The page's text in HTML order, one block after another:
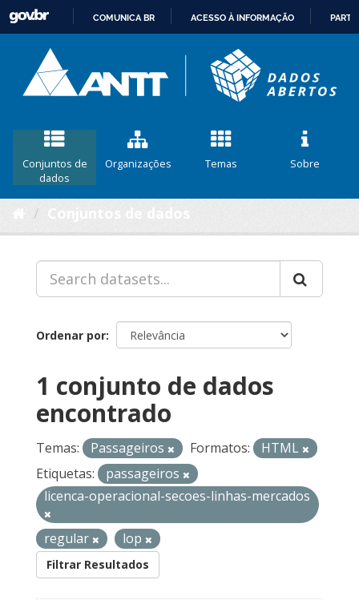
CONTEÚDO
COMUNICA BR ACESSO À INFORMAÇÃO
Conjuntos de
dados
Organizações Temas Sobre
Ordenar por
1 conjunto de dados
encontrado
Temas: Passageiros Formatos:
HTML
Etiquetas:
passageiros
licenca-operacional-secoes-linhas-mercados
regular lop
Filtrar Resultados